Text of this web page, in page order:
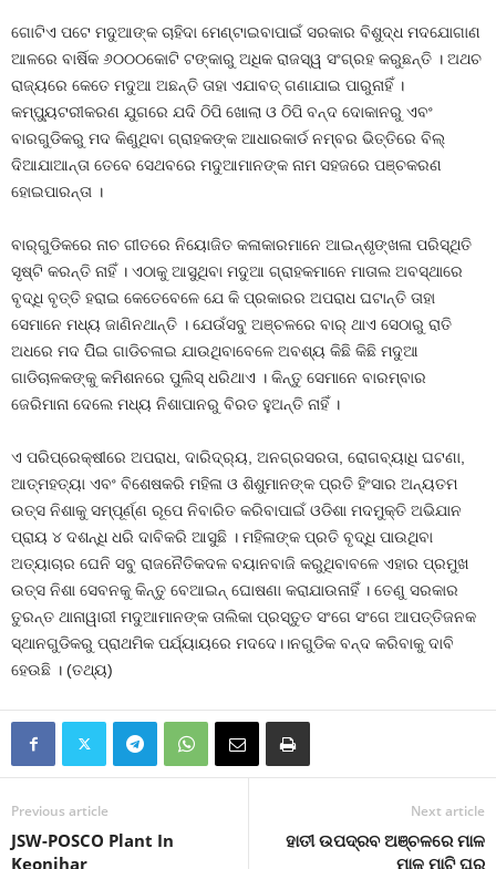
ଗୋଟିଏ ପଟେ ମଦୁଆଙ୍କ ଚାହିଦା ମେଣ୍ଟାଇବାପାଇଁ ସରକାର ବିଶୁଦ୍ଧ ମଦଯୋଗାଣ
ଆଳରେ ବାର୍ଷିକ ୬୦୦୦କୋଟି ଟଙ୍କାରୁ ଅଧିକ ରାଜସ୍ୱ ସଂଗ୍ରହ କରୁଛନ୍ତି । ଅଥଚ
ରାଜ୍ୟରେ କେତେ ମଦୁଆ ଅଛନ୍ତି ତାହା ଏଯାବତ୍‍ ଗଣାଯାଇ ପାରୁନାହିଁ ।
କମ୍ପ୍ୟୁଟରୀକରଣ ଯୁଗରେ ଯଦି ଠିପି ଖୋଲା ଓ ଠିପି ବନ୍ଦ ଦୋକାନରୁ ଏବଂ
ବାରଗୁଡିକରୁ ମଦ କିଣୁଥିବା ଗ୍ରାହକଙ୍କ ଆଧାରକାର୍ଡ ନମ୍ବର ଭିତ୍ତିରେ ବିଲ୍‍
ଦିଆଯାଆନ୍ତା ତେବେ ସେଥବରେ ମଦୁଆମାନଙ୍କ ନାମ ସହଜରେ ପଞ୍ଚକରଣ
ହୋଇପାରନ୍ତା ।
ବାର୍‍ଗୁଡିକରେ ନାଚ ଗୀତରେ ନିୟୋଜିତ କଳାକାରମାନେ ଆଇନ୍‍ଶୃଙ୍ଖଳା ପରିସ୍ଥିତି
ସୃଷ୍ଟି କରନ୍ତି ନାହିଁ । ଏଠାକୁ ଆସୁଥିବା ମଦୁଆ ଗ୍ରାହକମାନେ ମାତାଲ ଅବସ୍ଥାରେ
ବୃଦ୍ଧି ବୃତ୍ତି ହରାଇ କେତେବେଳେ ଯେ କି ପ୍ରକାରର ଅପରାଧ ଘଟାନ୍ତି ତାହା
ସେମାନେ ମଧ୍ୟ ଜାଣିନଥାନ୍ତି । ଯେଉଁସବୁ ଅଞ୍ଚଳରେ ବାର୍‍ ଥାଏ ସେଠାରୁ ରାତି
ଅଧରେ ମଦ ପିିଇ ଗାଡିଚଳାଇ ଯାଉଥିବାବେଳେ ଅବଶ୍ୟ କିଛି କିଛି ମଦୁଆ
ଗାଡିଚାଳକଙ୍କୁ କମିଶନରେ ପୁଲିସ୍‍ ଧରିଥାଏ । କିନ୍ତୁ ସେମାନେ ବାରମ୍ବାର
ଜେରିମାନା ଦେଲେ ମଧ୍ୟ ନିଶାପାନରୁ ବିରତ ହୁଅନ୍ତି ନାହିଁ ।
ଏ ପରିପ୍ରେକ୍ଷୀରେ ଅପରାଧ, ଦାରିଦ୍ର୍ୟ, ଅନଗ୍ରସରତା, ରୋଗବ୍ୟାଧି ଘଟଣା,
ଆତ୍ମହତ୍ୟା ଏବଂ ବିଶେଷକରି ମହିଳା ଓ ଶିଶୁମାନଙ୍କ ପ୍ରତି ହିଂସାର ଅନ୍ୟତମ
ଉତ୍ସ ନିଶାକୁ ସମ୍ପୂର୍ଣ୍ଣ ରୂପେ ନିବାରିତ କରିବାପାଇଁ ଓଡିଶା ମଦମୁକ୍ତି ଅଭିଯାନ
ପ୍ରାୟ ୪ ଦଶନ୍ଧି ଧରି ଦାବିକରି ଆସୁଛି । ମହିଳାଙ୍କ ପ୍ରତି ବୃଦ୍ଧି ପାଉଥିବା
ଅତ୍ୟାଚାର ଘେନି ସବୁ ରାଜନୈତିକଦଳ ବୟାନବାଜି କରୁଥିବାବଳେ ଏହାର ପ୍ରମୁଖ
ଉତ୍ସ ନିଶା ସେବନକୁ କିନ୍ତୁ ବେଆଇନ୍‍ ଘୋଷଣା କରାଯାଉନାହିଁ । ତେଣୁ ସରକାର
ତୁରନ୍ତ ଥାନାୱାରୀ ମଦୁଆମାନଙ୍କ ତାଲିକା ପ୍ରସ୍ତୁତ ସଂଗେ ସଂଗେ ଆପତ୍ତିଜନକ
ସ୍ଥାନଗୁଡିକରୁ ପ୍ରାଥମିକ ପର୍ଯ୍ୟାୟରେ ମଦଦେ।।ନଗୁଡିକ ବନ୍ଦ କରିବାକୁ ଦାବି
ହେଉଛି । (ତଥ୍ୟ)
Previous article
JSW-POSCO Plant In
Keonjhar
Next article
ହାତୀ ଉପଦ୍ରବ ଅଞ୍ଚଳରେ ମାଳ
ମାଳ ମାଟି ଘର